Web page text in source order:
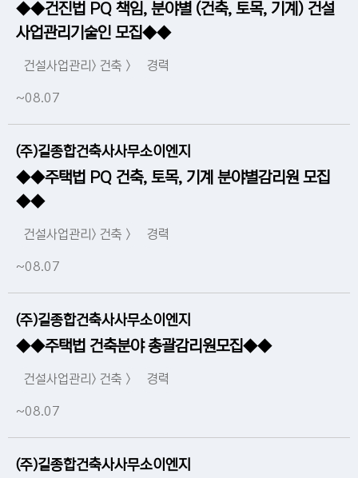
◆◆건진법 PQ 책임, 분야별 (건축, 토목, 기계) 건설
사업관리기술인 모집◆◆
건설사업관리> 건축 > 경력
~08.07
(주)길종합건축사사무소이엔지
◆◆주택법 PQ 건축, 토목, 기계 분야별감리원 모집
◆◆
건설사업관리> 건축 > 경력
~08.07
(주)길종합건축사사무소이엔지
◆◆주택법 건축분야 총괄감리원모집◆◆
건설사업관리> 건축 > 경력
~08.07
(주)길종합건축사사무소이엔지